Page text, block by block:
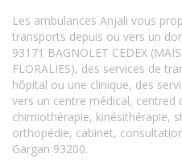
Les ambulances Anjali vous
transports depuis ou vers un
93171 BAGNOLET CEDEX
FLORALIES), des services de
hôpital ou une clinique, des
vers un centre médical, centred
chimiothérapie, kinésithérapie,
orthopédie, cabinet,
Gargan 93200.